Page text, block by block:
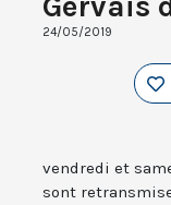
24/05/2019
vendredi et
sont